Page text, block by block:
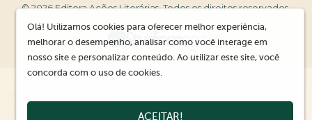
© 2026 Editora Ações Literárias. Todos os direitos reservados.
Olá! Utilizamos cookies para oferecer melhor experiência,
melhorar o desempenho, analisar como você interage em
nosso site e personalizar conteúdo. Ao utilizar este site, você
concorda com o uso de cookies.
ACEITAR!